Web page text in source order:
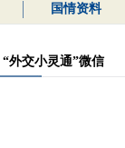
国情资料
“外交小灵通”微信